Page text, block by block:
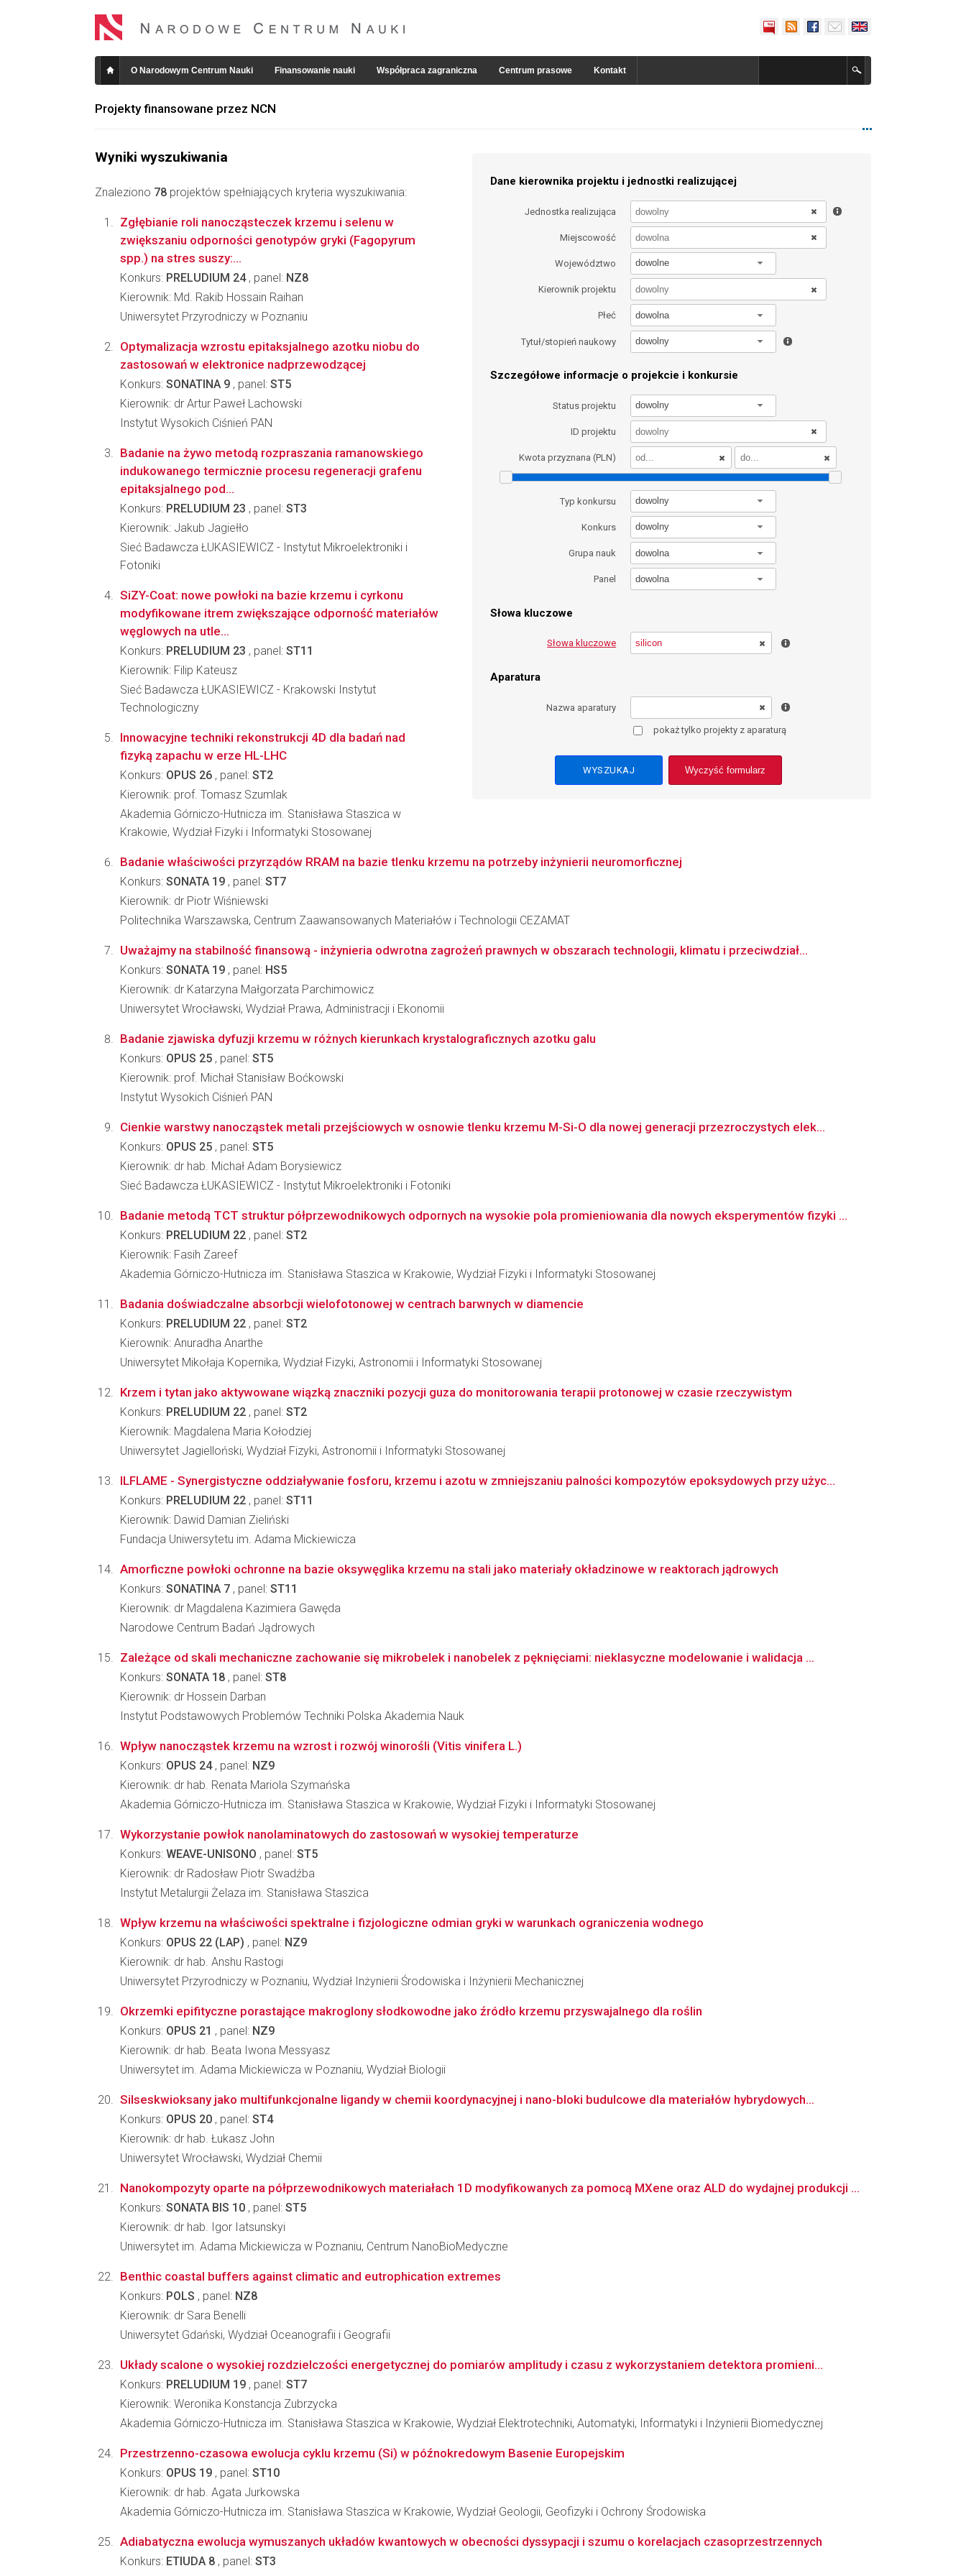
O Narodowym Centrum Nauki Finansowanie nauki Współpraca zagraniczna Centrum prasowe Kontakt
Projekty finansowane przez NCN
Wyniki wyszukiwania
Znaleziono 78 projektów spełniających kryteria wyszukiwania:
Dane kierownika projektu i jednostki realizującej
Jednostka realizująca
Miejscowość
Województwo dowolne
Kierownik projektu
Płeć dowolna
Tytuł/stopień naukowy dowolny
Szczegółowe informacje o projekcie i konkursie
Status projektu dowolny
ID projektu
Kwota przyznana (PLN)
Typ konkursu dowolny
Konkurs dowolny
Grupa nauk dowolna
Panel dowolna
Słowa kluczowe
Słowa kluczowe
Aparatura
Nazwa aparatury
pokaż tylko projekty z aparaturą
Wyczyść formularz
Zgłębianie roli nanocząsteczek krzemu i selenu w
zwiększaniu odporności genotypów gryki (Fagopyrum
spp.) na stres suszy:...
Konkurs: PRELUDIUM 24, panel: NZ8
Kierownik: Md. Rakib Hossain Raihan
Uniwersytet Przyrodniczy w Poznaniu
Optymalizacja wzrostu epitaksjalnego azotku niobu do
zastosowań w elektronice nadprzewodzącej
Konkurs: SONATINA 9 , panel: ST5
Kierownik: dr Artur Paweł Lachowski
Instytut Wysokich Ciśnień PAN
Badanie na żywo metodą rozpraszania ramanowskiego
indukowanego termicznie procesu regeneracji grafenu
epitaksjalnego pod...
Konkurs: PRELUDIUM 23 , panel: ST3
Kierownik: Jakub Jagiełło
Sieć Badawcza ŁUKASIEWICZ - Instytut Mikroelektroniki i
Fotoniki
SiZY-Coat: nowe powłoki na bazie krzemu i cyrkonu
modyfikowane itrem zwiększające odporność materiałów
węglowych na utle...
Konkurs: PRELUDIUM 23 , panel: ST11
Kierownik: Filip Kateusz
Sieć Badawcza ŁUKASIEWICZ - Krakowski Instytut
Technologiczny
Innowacyjne techniki rekonstrukcji 4D dla badań nad
fizyką zapachu w erze HL-LHC
Konkurs: OPUS 26 , panel: ST2
Kierownik: prof. Tomasz Szumlak
Akademia Górniczo-Hutnicza im. Stanisława Staszica w
Krakowie, Wydział Fizyki i Informatyki Stosowanej
Badanie właściwości przyrządów RRAM na bazie tlenku krzemu na potrzeby inżynierii neuromorficznej
Konkurs: SONATA 19 , panel: ST7
Kierownik: dr Piotr Wiśniewski
Politechnika Warszawska, Centrum Zaawansowanych Materiałów i Technologii CEZAMAT
Uważajmy na stabilność finansową - inżynieria odwrotna zagrożeń prawnych w obszarach technologii, klimatu i przeciwdział...
Konkurs: SONATA 19 , panel: HS5
Kierownik: dr Katarzyna Małgorzata Parchimowicz
Uniwersytet Wrocławski, Wydział Prawa, Administracji i Ekonomii
Badanie zjawiska dyfuzji krzemu w różnych kierunkach krystalograficznych azotku galu
Konkurs: OPUS 25 , panel: ST5
Kierownik: prof. Michał Stanisław Boćkowski
Instytut Wysokich Ciśnień PAN
Cienkie warstwy nanocząstek metali przejściowych w osnowie tlenku krzemu M-Si-O dla nowej generacji przezroczystych elek...
Konkurs: OPUS 25 , panel: ST5
Kierownik: dr hab. Michał Adam Borysiewicz
Sieć Badawcza ŁUKASIEWICZ - Instytut Mikroelektroniki i Fotoniki
Badanie metodą TCT struktur półprzewodnikowych odpornych na wysokie pola promieniowania dla nowych eksperymentów fizyki ...
Konkurs: PRELUDIUM 22 , panel: ST2
Kierownik: Fasih Zareef
Akademia Górniczo-Hutnicza im. Stanisława Staszica w Krakowie, Wydział Fizyki i Informatyki Stosowanej
Badania doświadczalne absorbcji wielofotonowej w centrach barwnych w diamencie
Konkurs: PRELUDIUM 22 , panel: ST2
Kierownik: Anuradha Anarthe
Uniwersytet Mikołaja Kopernika, Wydział Fizyki, Astronomii i Informatyki Stosowanej
Krzem i tytan jako aktywowane wiązką znaczniki pozycji guza do monitorowania terapii protonowej w czasie rzeczywistym
Konkurs: PRELUDIUM 22 , panel: ST2
Kierownik: Magdalena Maria Kołodziej
Uniwersytet Jagielloński, Wydział Fizyki, Astronomii i Informatyki Stosowanej
ILFLAME - Synergistyczne oddziaływanie fosforu, krzemu i azotu w zmniejszaniu palności kompozytów epoksydowych przy użyc...
Konkurs: PRELUDIUM 22 , panel: ST11
Kierownik: Dawid Damian Zieliński
Fundacja Uniwersytetu im. Adama Mickiewicza
Amorficzne powłoki ochronne na bazie oksywęglika krzemu na stali jako materiały okładzinowe w reaktorach jądrowych
Konkurs: SONATINA 7 , panel: ST11
Kierownik: dr Magdalena Kazimiera Gawęda
Narodowe Centrum Badań Jądrowych
Zależące od skali mechaniczne zachowanie się mikrobelek i nanobelek z pęknięciami: nieklasyczne modelowanie i walidacja ...
Konkurs: SONATA 18 , panel: ST8
Kierownik: dr Hossein Darban
Instytut Podstawowych Problemów Techniki Polska Akademia Nauk
Wpływ nanocząstek krzemu na wzrost i rozwój winorośli (Vitis vinifera L.)
Konkurs: OPUS 24, panel: NZ9
Kierownik: dr hab. Renata Mariola Szymańska
Akademia Górniczo-Hutnicza im. Stanisława Staszica w Krakowie, Wydział Fizyki i Informatyki Stosowanej
Wykorzystanie powłok nanolaminatowych do zastosowań w wysokiej temperaturze
Konkurs: WEAVE-UNISONO , panel: ST5
Kierownik: dr Radosław Piotr Swadźba
Instytut Metalurgii Żelaza im. Stanisława Staszica
Wpływ krzemu na właściwości spektralne i fizjologiczne odmian gryki w warunkach ograniczenia wodnego
Konkurs: OPUS 22 (LAP) , panel: NZ9
Kierownik: dr hab. Anshu Rastogi
Uniwersytet Przyrodniczy w Poznaniu, Wydział Inżynierii Środowiska i Inżynierii Mechanicznej
Okrzemki epifityczne porastające makroglony słodkowodne jako źródło krzemu przyswajalnego dla roślin
Konkurs: OPUS 21 , panel: NZ9
Kierownik: dr hab. Beata Iwona Messyasz
Uniwersytet im. Adama Mickiewicza w Poznaniu, Wydział Biologii
Silseskwioksany jako multifunkcjonalne ligandy w chemii koordynacyjnej i nano-bloki budulcowe dla materiałów hybrydowych...
Konkurs: OPUS 20 , panel: ST4
Kierownik: dr hab. Łukasz John
Uniwersytet Wrocławski, Wydział Chemii
Nanokompozyty oparte na półprzewodnikowych materiałach 1D modyfikowanych za pomocą MXene oraz ALD do wydajnej produkcji ...
Konkurs: SONATA BIS 10 , panel: ST5
Kierownik: dr hab. Igor Iatsunskyi
Uniwersytet im. Adama Mickiewicza w Poznaniu, Centrum NanoBioMedyczne
Benthic coastal buffers against climatic and eutrophication extremes
Konkurs: POLS , panel: NZ8
Kierownik: dr Sara Benelli
Uniwersytet Gdański, Wydział Oceanografii i Geografii
Układy scalone o wysokiej rozdzielczości energetycznej do pomiarów amplitudy i czasu z wykorzystaniem detektora promieni...
Konkurs: PRELUDIUM 19 , panel: ST7
Kierownik: Weronika Konstancja Zubrzycka
Akademia Górniczo-Hutnicza im. Stanisława Staszica w Krakowie, Wydział Elektrotechniki, Automatyki, Informatyki i Inżynierii Biomedycznej
Przestrzenno-czasowa ewolucja cyklu krzemu (Si) w późnokredowym Basenie Europejskim
Konkurs: OPUS 19 , panel: ST10
Kierownik: dr hab. Agata Jurkowska
Akademia Górniczo-Hutnicza im. Stanisława Staszica w Krakowie, Wydział Geologii, Geofizyki i Ochrony Środowiska
Adiabatyczna ewolucja wymuszanych układów kwantowych w obecności dyssypacji i szumu o korelacjach czasoprzestrzennych
Konkurs: ETIUDA 8 , panel: ST3